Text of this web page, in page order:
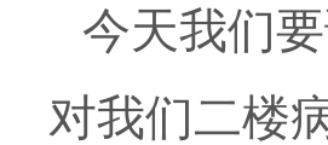
今天我们
对我们二楼